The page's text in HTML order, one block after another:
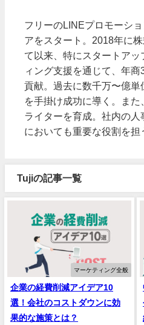
フリーのLINEプロモーシ
アをスタート。2018年に
て以来、特にスタートア
ィング支援を通じて、年商
貢献。過去に数千万〜億
を手掛け成功に導く。また
ライターを育成。社内の
においても重要な役割を担
Tujiの記事一覧
マーケティング全般
企業の経費削減アイデア10
選！会社のコストダウンに効
果的な施策とは？